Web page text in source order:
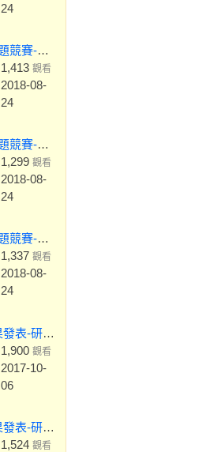
24
食品系-106-1實務專題競賽-椰子油
1,413 觀看
2018-08-
24
食品系-106-1實務專題競賽-龍鬚吐司
1,299 觀看
2018-08-
24
食品系-106-1實務專題競賽-彎彎皮餅乾
1,337 觀看
2018-08-
24
2017.5.19研究生成果發表-研究生黃瀞萩
1,900 觀看
2017-10-
06
2017.5.19研究生成果發表-研究生黃琦婉
1,524 觀看